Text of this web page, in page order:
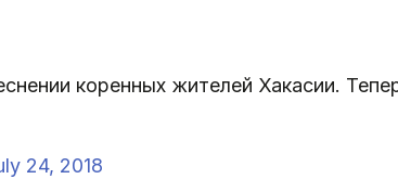
коренных жителей Хакасии.
24, 2018